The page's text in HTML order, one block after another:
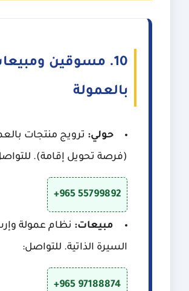
10. مسوقين
بالعمولة
حولي: ترويج منتجات
(فرصة تحويل إقامة).
+965 55799892
مبيعات: نظام عمولة
السيرة الذاتية. للتواصل:
+965 97188874